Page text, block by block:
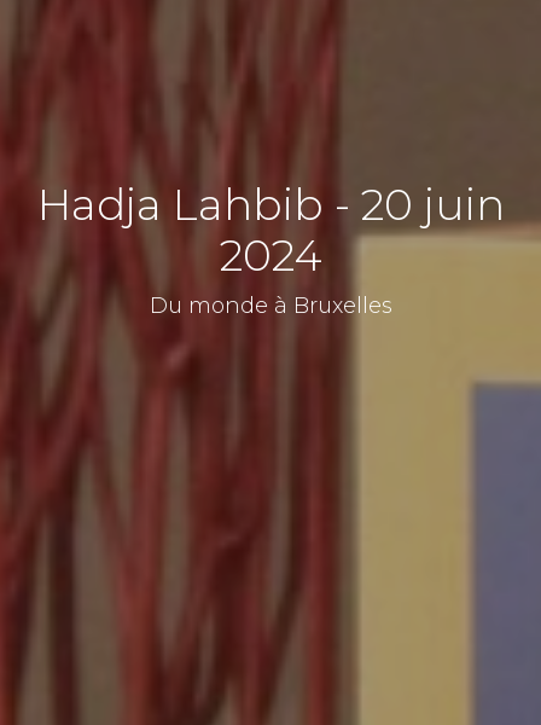
Hadja Lahbib - 20 juin
2024
Du monde à Bruxelles